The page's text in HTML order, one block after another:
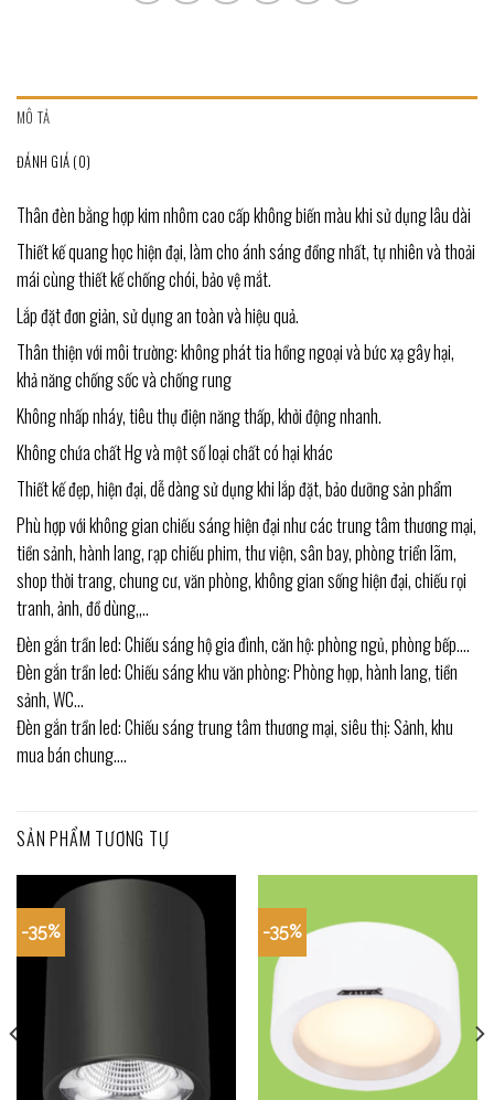
MÔ TẢ
ĐÁNH GIÁ (0)
Thân đèn bằng hợp kim nhôm cao cấp không biến màu khi sử dụng lâu dài
Thiết kế quang học hiện đại, làm cho ánh sáng đồng nhất, tự nhiên và thoải
mái cùng thiết kế chống chói, bảo vệ mắt.
Lắp đặt đơn giản, sử dụng an toàn và hiệu quả.
Thân thiện với môi trường: không phát tia hồng ngoại và bức xạ gây hại,
khả năng chống sốc và chống rung
Không nhấp nháy, tiêu thụ điện năng thấp, khởi động nhanh.
Không chứa chất Hg và một số loại chất có hại khác
Thiết kế đẹp, hiện đại, dễ dàng sử dụng khi lắp đặt, bảo dưỡng sản phẩm
Phù hợp với không gian chiếu sáng hiện đại như các trung tâm thương mại,
tiền sảnh, hành lang, rạp chiếu phim, thư viện, sân bay, phòng triển lãm,
shop thời trang, chung cư, văn phòng, không gian sống hiện đại, chiếu rọi
tranh, ảnh, đồ dùng,,..
Đèn gắn trần led: Chiếu sáng hộ gia đình, căn hộ: phòng ngủ, phòng bếp….
Đèn gắn trần led: Chiếu sáng khu văn phòng: Phòng họp, hành lang, tiền
sảnh, WC…
Đèn gắn trần led: Chiếu sáng trung tâm thương mại, siêu thị: Sảnh, khu
mua bán chung….
SẢN PHẨM TƯƠNG TỰ
-35% -35%